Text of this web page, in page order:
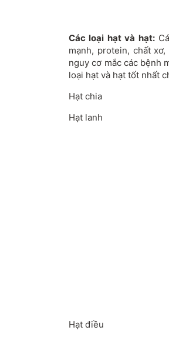
Các loại hạt và hạt:
mạnh, protein, chất
nguy cơ mắc các bệnh
loại hạt và hạt tốt nhất
Hạt chia
Hạt lanh
Hạt điều